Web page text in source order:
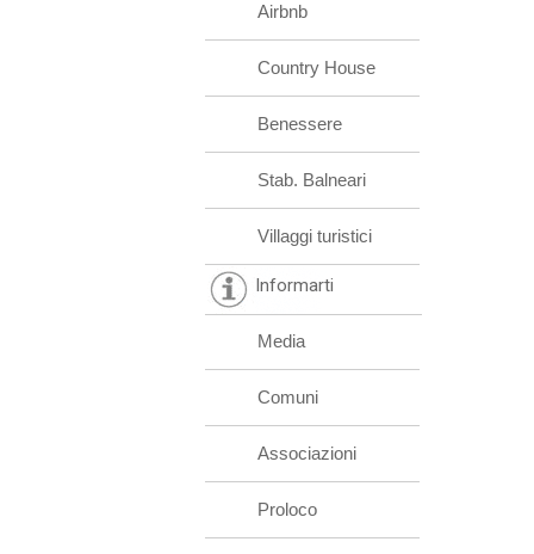
Airbnb
Country House
Benessere
Stab. Balneari
Villaggi turistici
Informarti
Media
Comuni
Associazioni
Proloco